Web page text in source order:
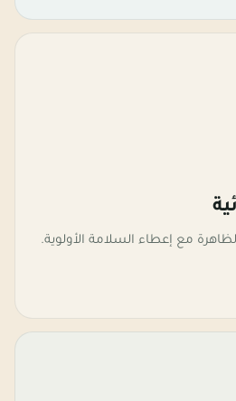
مع إعطاء السلامة الأولوية.